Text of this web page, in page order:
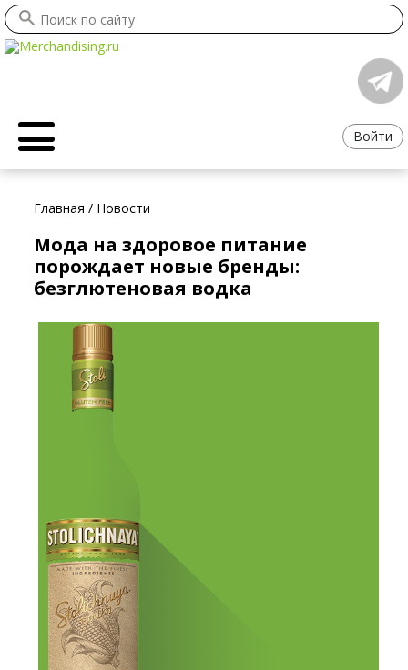
Войти
Главная / Новости
Мода на здоровое питание
порождает новые бренды:
безглютеновая водка